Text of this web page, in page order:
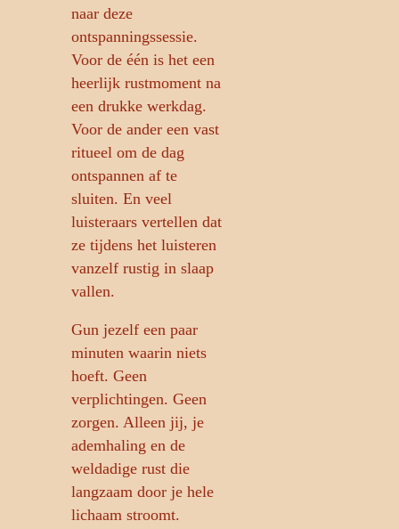
naar deze
ontspanningssessie.
Voor de één is het een
heerlijk rustmoment na
een drukke werkdag.
Voor de ander een vast
ritueel om de dag
ontspannen af te
sluiten. En veel
luisteraars vertellen dat
ze tijdens het luisteren
vanzelf rustig in slaap
vallen.
Gun jezelf een paar
minuten waarin niets
hoeft. Geen
verplichtingen. Geen
zorgen. Alleen jij, je
ademhaling en de
weldadige rust die
langzaam door je hele
lichaam stroomt.